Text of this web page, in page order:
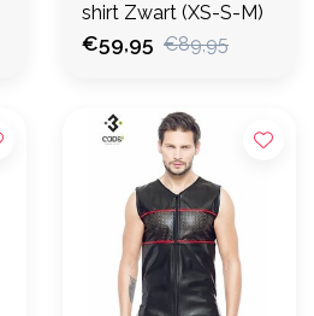
shirt Zwart (XS-S-M)
€59,95 €89,95